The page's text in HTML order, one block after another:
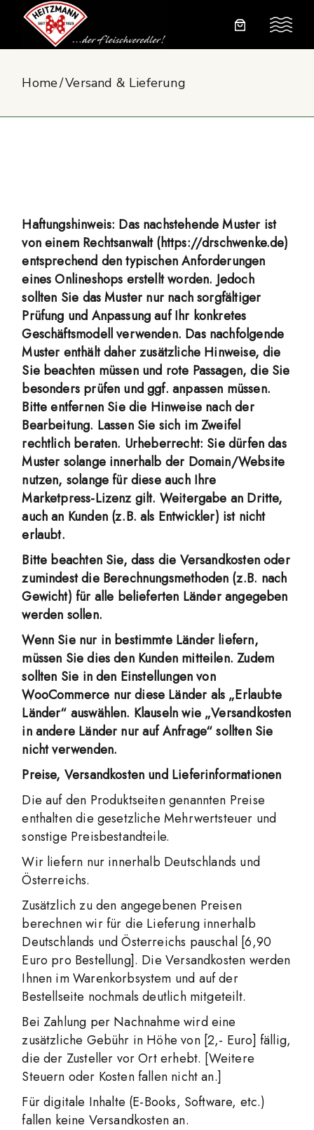
Home Versand & Lieferung
Haftungshinweis: Das nachstehende Muster ist
von einem Rechtsanwalt (https://drschwenke.de)
entsprechend den typischen Anforderungen
eines Onlineshops erstellt worden. Jedoch
sollten Sie das Muster nur nach sorgfältiger
Prüfung und Anpassung auf Ihr konkretes
Geschäftsmodell verwenden. Das nachfolgende
Muster enthält daher zusätzliche Hinweise, die
Sie beachten müssen und rote Passagen, die Sie
besonders prüfen und ggf. anpassen müssen.
Bitte entfernen Sie die Hinweise nach der
Bearbeitung. Lassen Sie sich im Zweifel
rechtlich beraten. Urheberrecht: Sie dürfen das
Muster solange innerhalb der Domain/Website
nutzen, solange für diese auch Ihre
Marketpress-Lizenz gilt. Weitergabe an Dritte,
auch an Kunden (z.B. als Entwickler) ist nicht
erlaubt.
Bitte beachten Sie, dass die Versandkosten oder
zumindest die Berechnungsmethoden (z.B. nach
Gewicht) für alle belieferten Länder angegeben
werden sollen.
Wenn Sie nur in bestimmte Länder liefern,
müssen Sie dies den Kunden mitteilen. Zudem
sollten Sie in den Einstellungen von
WooCommerce nur diese Länder als „Erlaubte
Länder“ auswählen. Klauseln wie „Versandkosten
in andere Länder nur auf Anfrage“ sollten Sie
nicht verwenden.
Preise, Versandkosten und Lieferinformationen
Die auf den Produktseiten genannten Preise
enthalten die gesetzliche Mehrwertsteuer und
sonstige Preisbestandteile.
Wir liefern nur innerhalb Deutschlands und
Österreichs.
Zusätzlich zu den angegebenen Preisen
berechnen wir für die Lieferung innerhalb
Deutschlands und Österreichs pauschal [6,90
Euro pro Bestellung]. Die Versandkosten werden
Ihnen im Warenkorbsystem und auf der
Bestellseite nochmals deutlich mitgeteilt.
Bei Zahlung per Nachnahme wird eine
zusätzliche Gebühr in Höhe von [2,- Euro] fällig,
die der Zusteller vor Ort erhebt. [Weitere
Steuern oder Kosten fallen nicht an.]
Für digitale Inhalte (E-Books, Software, etc.)
fallen keine Versandkosten an.